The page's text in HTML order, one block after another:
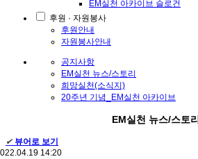
EM실천 아카이브 슬로건
후원 · 자원봉사
후원안내
자원봉사안내
공지사항
EM실천 뉴스/스토리
희망실천(소식지)
20주년 기념_EM실천 아카이브
EM실천 뉴스/스토리
✔ 뷰어로 보기
14:20